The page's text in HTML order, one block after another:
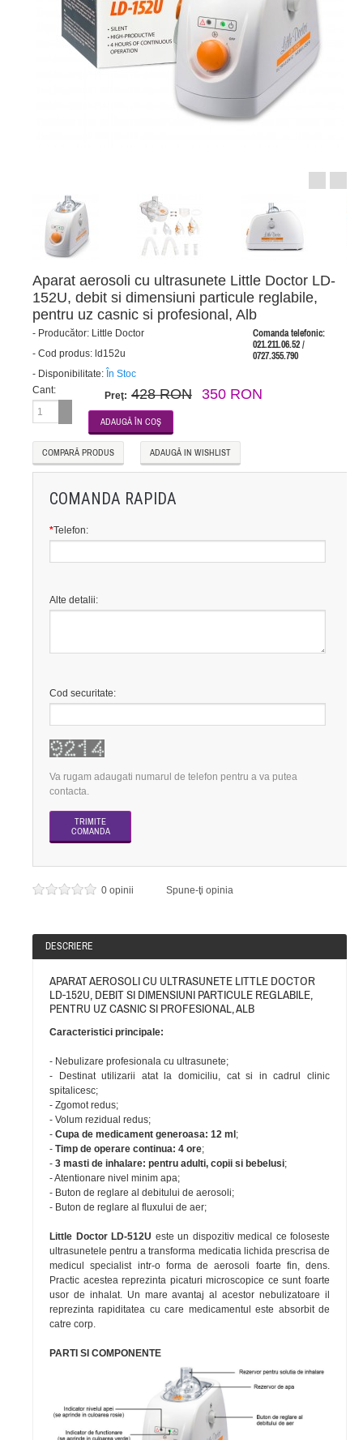
Aparat aerosoli cu ultrasunete Little Doctor LD-
152U, debit si dimensiuni particule reglabile,
pentru uz casnic si profesional, Alb
Comanda telefonic:
021.211.06.52 /
0727.355.790
- Producător: Little Doctor
- Cod produs: ld152u
- Disponibilitate: În Stoc
Cant:
Preţ: 428 RON 350 RON
COMPARĂ PRODUS ADAUGĂ IN WISHLIST
COMANDA RAPIDA
*Telefon:
Alte detalii:
Cod securitate:
Va rugam adaugati numarul de telefon pentru a va putea
contacta.
0 opinii Spune-ţi opinia
DESCRIERE
APARAT AEROSOLI CU ULTRASUNETE LITTLE DOCTOR
LD-152U, DEBIT SI DIMENSIUNI PARTICULE REGLABILE,
PENTRU UZ CASNIC SI PROFESIONAL, ALB
Caracteristici principale:
- Nebulizare profesionala cu ultrasunete;
- Destinat utilizarii atat la domiciliu, cat si in cadrul clinic
spitalicesc;
- Zgomot redus;
- Volum rezidual redus;
- Cupa de medicament generoasa: 12 ml ;
- Timp de operare continua: 4 ore;
- 3 masti de inhalare: pentru adulti, copii si bebelusi;
- Atentionare nivel minim apa;
- Buton de reglare al debitului de aerosoli;
- Buton de reglare al fluxului de aer;
Little Doctor LD-512U este un dispozitiv medical ce foloseste
ultrasunetele pentru a transforma medicatia lichida prescrisa de
medicul specialist intr-o forma de aerosoli foarte fin, dens.
Practic acestea reprezinta picaturi microscopice ce sunt foarte
usor de inhalat. Un mare avantaj al acestor nebulizatoare il
reprezinta rapiditatea cu care medicamentul este absorbit de
catre corp.
PARTI SI COMPONENTE